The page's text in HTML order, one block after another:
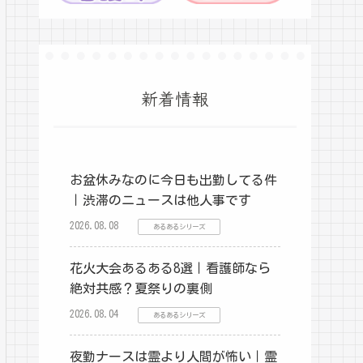
新着情報
お盆休みなのに今日も出勤してる件
｜渋滞のニュースは他人事です
2026.08.08 あるあるシリーズ
花火大会あるある8選｜看護師なら
絶対共感？夏祭りの裏側
2026.08.04 あるあるシリーズ
夜勤ナースは霊より人間が怖い｜霊